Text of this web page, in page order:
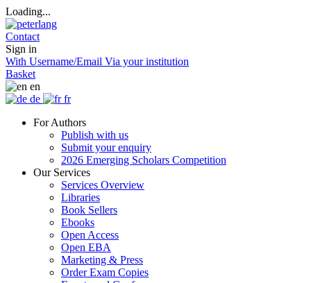
Loading...
Contact
Sign in
With Username/Email Via your institution
Basket
en
de
fr
For Authors
Publish with us
Submit your enquiry
2026 Emerging Scholars Competition
Our Services
Services Overview
Libraries
Book Sellers
Ebooks
Open Access
Open EBA
Marketing & Press
Order Exam Copies